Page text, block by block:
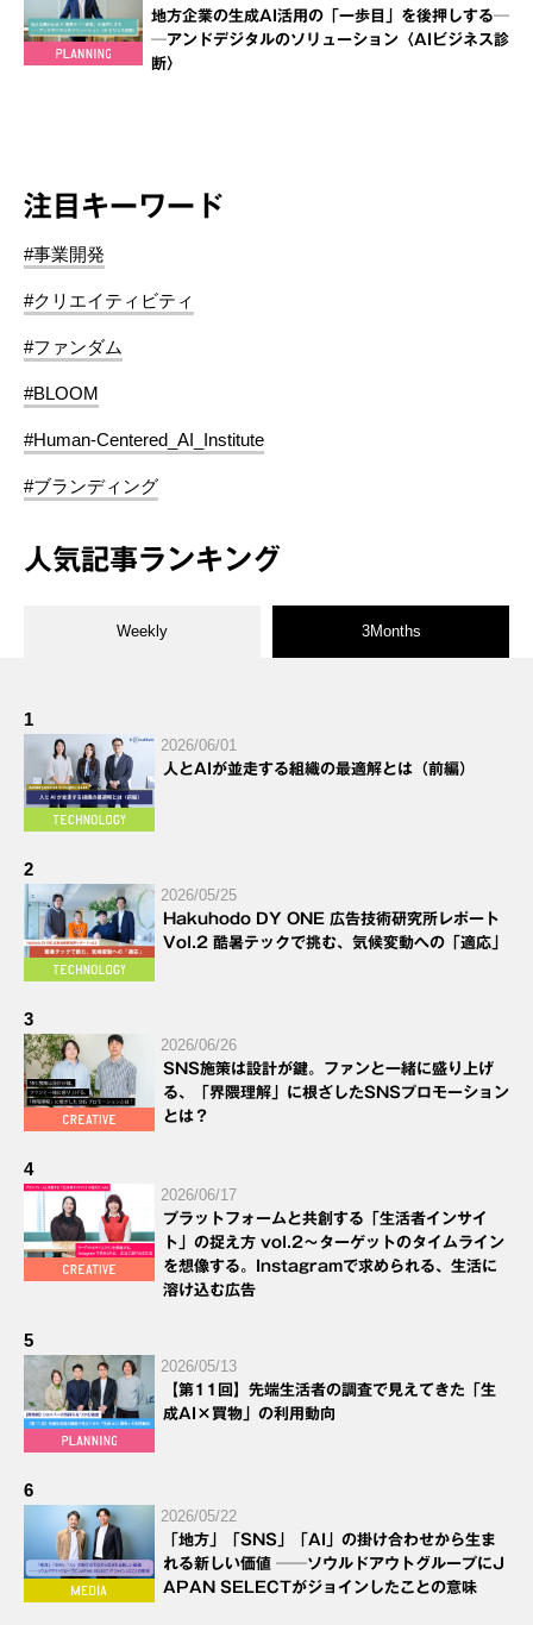
地方企業の生成AI活用の「一歩目」を後押しする─
─アンドデジタルのソリューション〈AIビジネス診
断〉
注目キーワード
#事業開発
#クリエイティビティ
#ファンダム
#BLOOM
#Human-Centered_AI_Institute
#ブランディング
人気記事ランキング
Weekly 3Months
1
2026/06/01
人とAIが並走する組織の最適解とは（前編）
2
2026/05/25
Hakuhodo DY ONE 広告技術研究所レポート
Vol.2 酷暑テックで挑む、気候変動への「適応」
3
2026/06/26
SNS施策は設計が鍵。ファンと一緒に盛り上げ
る、「界隈理解」に根ざしたSNSプロモーション
とは？
4
2026/06/17
プラットフォームと共創する「生活者インサイ
ト」の捉え方 vol.2～ターゲットのタイムライン
を想像する。Instagramで求められる、生活に
溶け込む広告
5
2026/05/13
【第11回】先端生活者の調査で見えてきた「生
成AI×買物」の利用動向
6
2026/05/22
「地方」「SNS」「AI」の掛け合わせから生ま
れる新しい価値 ──ソウルドアウトグループにJ
APAN SELECTがジョインしたことの意味